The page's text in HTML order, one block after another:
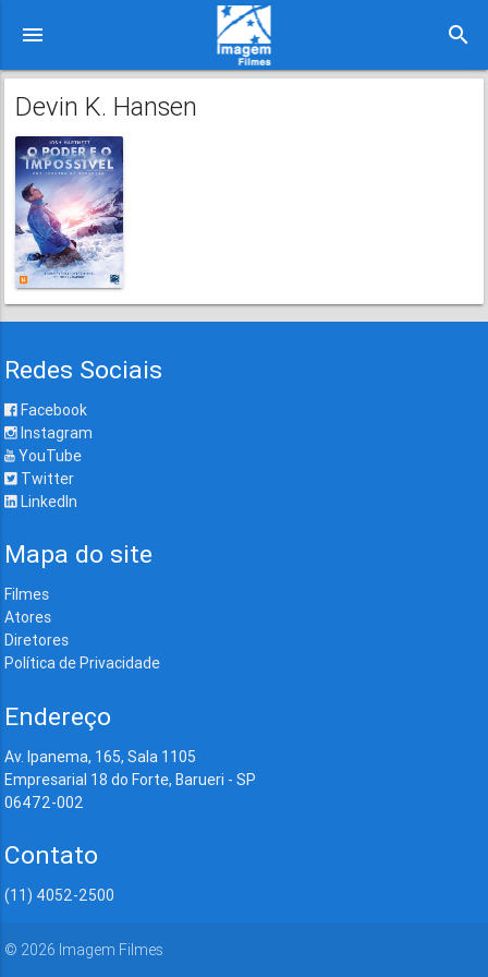
menu search
Devin K. Hansen
Redes Sociais
Facebook
Instagram
YouTube
Twitter
LinkedIn
Mapa do site
Filmes
Atores
Diretores
Política de Privacidade
Endereço
Av. Ipanema, 165, Sala 1105
Empresarial 18 do Forte, Barueri - SP
06472-002
Contato
(11) 4052-2500
© 2026 Imagem Filmes